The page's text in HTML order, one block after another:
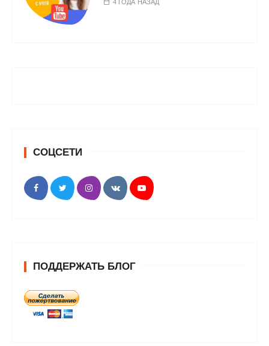
4 ГОДА НАЗАД
СОЦСЕТИ
ПОДДЕРЖАТЬ БЛОГ